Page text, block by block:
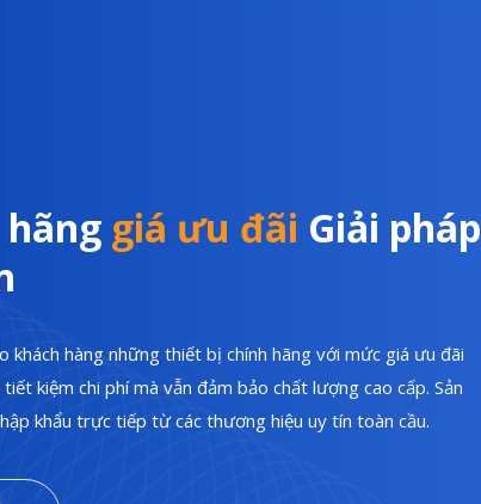
giá ưu đãi Giải pháp
khách hàng những thiết bị chính hãng với mức giá ưu đãi
kiệm chi phí mà vẫn đảm bảo chất lượng cao cấp. Sản
khẩu trực tiếp từ các thương hiệu uy tín toàn cầu.